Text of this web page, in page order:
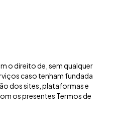
o direito de, sem qualquer
caso tenham fundada
dos sites, plataformas e
os presentes Termos de